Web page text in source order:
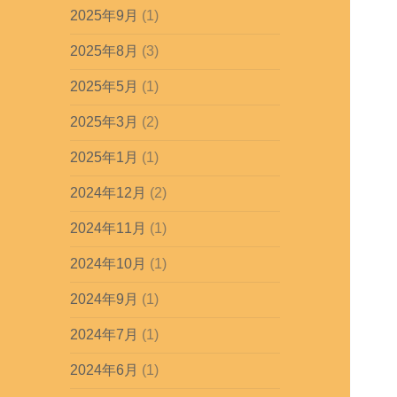
2025年9月 (1)
2025年8月 (3)
2025年5月 (1)
2025年3月 (2)
2025年1月 (1)
2024年12月 (2)
2024年11月 (1)
2024年10月 (1)
2024年9月 (1)
2024年7月 (1)
2024年6月 (1)